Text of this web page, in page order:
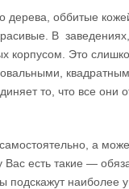
дерева, оббитые
В заведениях,
корпусом. Это
то, что все они
а
есть такие —
подскажут наиболее